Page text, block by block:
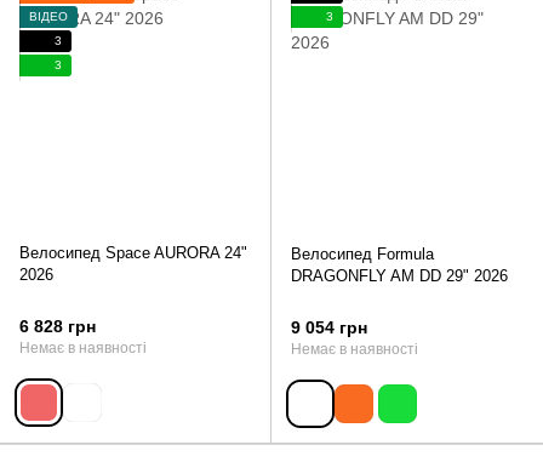
ВІДЕО
3
3
Велосипед Space AURORA 24"
2026
6 828 грн
Немає в наявності
3
Велосипед Formula
DRAGONFLY AM DD 29" 2026
9 054 грн
Немає в наявності